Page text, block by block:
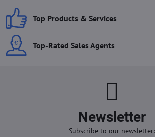
Top Products & Services
Top-Rated Sales Agents
Newsletter
Subscribe to our newsletter: